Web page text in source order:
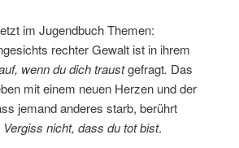
im Jugendbuch Themen:
rechter Gewalt ist in ihrem
wenn du dich traustgefragt. Das
mit einem neuen Herzen und der
jemand anderes starb, berührt
Vergiss nicht, dass du tot bist.